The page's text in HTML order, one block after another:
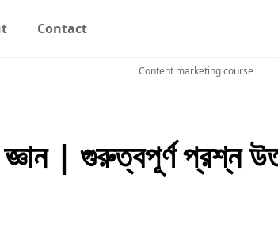
Contact
Content marketing course
জ্ঞান | গুরুত্বপূর্ণ প্রশ্ন